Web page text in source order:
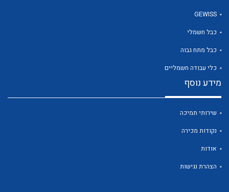
GEWISS
כבל חשמלי
כבל מתח גבוה
כלי עבודה חשמליים
מידע נוסף
שירותי תמיכה
נקודות מכירה
אודות
הצהרת נגישות